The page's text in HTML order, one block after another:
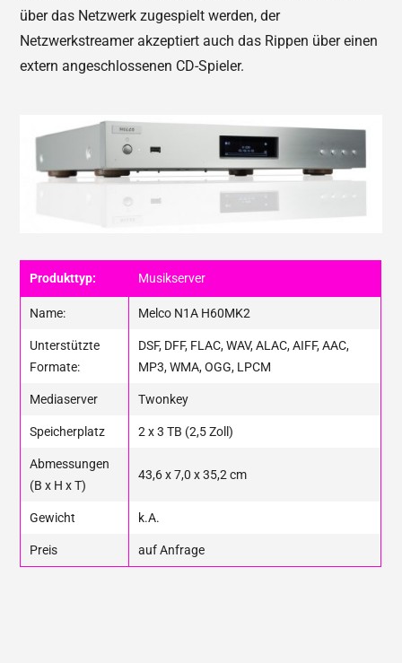
über das Netzwerk zugespielt werden, der
Netzwerkstreamer akzeptiert auch das Rippen über einen
extern angeschlossenen CD-Spieler.
Produkttyp: Musikserver
Name: Melco N1A H60MK2
Unterstützte
Formate:
DSF, DFF, FLAC, WAV, ALAC, AIFF, AAC,
MP3, WMA, OGG, LPCM
Mediaserver Twonkey
Speicherplatz 2 x 3 TB (2,5 Zoll)
Abmessungen
(B x H x T)
43,6 x 7,0 x 35,2 cm
Gewicht k.A.
Preis auf Anfrage